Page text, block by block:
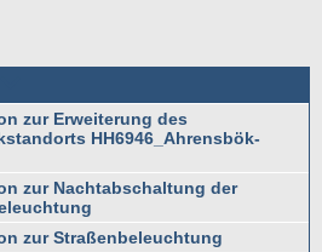
zur Erweiterung des
HH6946_Ahrensbök-
zur Nachtabschaltung der
zur Straßenbeleuchtung